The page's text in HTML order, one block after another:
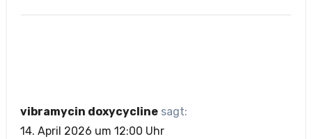
vibramycin doxycycline sagt:
14. April 2026 um 12:00 Uhr